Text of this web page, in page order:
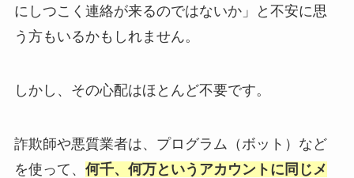
にしつこく連絡が来るのではないか」と不安に思
う方もいるかもしれません。
しかし、その心配はほとんど不要です。
詐欺師や悪質業者は、プログラム（ボット）など
を使って、 何千、何万というアカウントに同じメ